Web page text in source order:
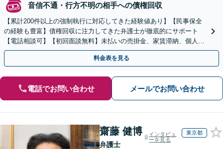
音信不通・行方不明の相手への債権回収
【累計200件以上の強制執行に対応してきた経験値あり】【民事保全
の経験も豊富】債権回収に注力してきた弁護士が徹底的にサポート
【電話相談可】【初回面談無料】未払いの売掛金、家賃滞納、個人間
のお金の貸し借りなど【関西エリア対応】
料金表を見る
電話でお問い合わせ メールでお問い合わせ
齋藤 健博
弁護士
インタビュ
ーを見る
東京都